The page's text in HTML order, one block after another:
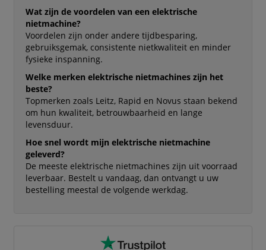
Wat zijn de voordelen van een elektrische
nietmachine?
Voordelen zijn onder andere tijdbesparing,
gebruiksgemak, consistente nietkwaliteit en minder
fysieke inspanning.
Welke merken elektrische nietmachines zijn het
beste?
Topmerken zoals Leitz, Rapid en Novus staan bekend
om hun kwaliteit, betrouwbaarheid en lange
levensduur.
Hoe snel wordt mijn elektrische nietmachine
geleverd?
De meeste elektrische nietmachines zijn uit voorraad
leverbaar. Bestelt u vandaag, dan ontvangt u uw
bestelling meestal de volgende werkdag.